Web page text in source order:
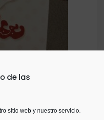
de las
sitio web y nuestro servicio.